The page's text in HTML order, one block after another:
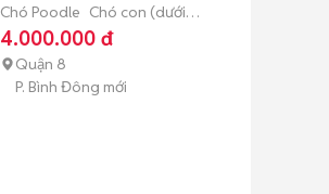
phòng
Chó Poodle Chó con (dưới 3
tháng tuổi)
4.000.000 đ
Quận 8
P. Bình Đông mới